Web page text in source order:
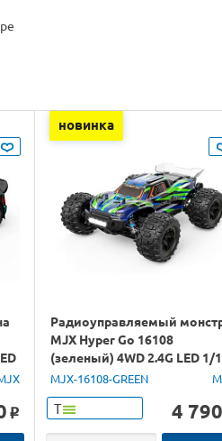
o
новинка
Радиоуправляемый
MJX Hyper Go 16108
(зеленый) 4WD 2.4G LED 1/
RTR
MJX-16108-GREEN
Т 4 790